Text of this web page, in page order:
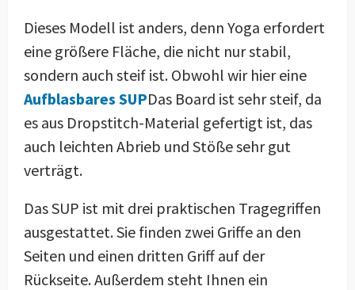
Dieses Modell ist anders, denn Yoga erfordert
eine größere Fläche, die nicht nur stabil,
sondern auch steif ist. Obwohl wir hier eine
Aufblasbares SUPDas Board ist sehr steif, da
es aus Dropstitch-Material gefertigt ist, das
auch leichten Abrieb und Stöße sehr gut
verträgt.
Das SUP ist mit drei praktischen Tragegriffen
ausgestattet. Sie finden zwei Griffe an den
Seiten und einen dritten Griff auf der
Rückseite. Außerdem steht Ihnen ein